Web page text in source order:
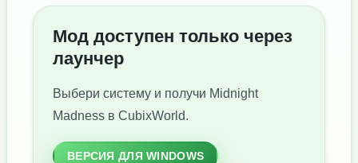
Мод доступен только через
лаунчер
Выбери систему и получи Midnight
Madness в CubixWorld.
ВЕРСИЯ ДЛЯ WINDOWS